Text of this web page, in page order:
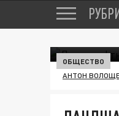
ОБЩЕСТВО
АНТОН